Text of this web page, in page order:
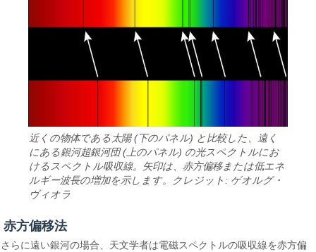
近くの物体である太陽 (下のパネル) と比較した、遠く
にある銀河超銀河団 (上のパネル) の光スペクトルにお
けるスペクトル吸収線。矢印は、赤方偏移または低エネ
ルギー波長の増加を示します。クレジット: ゲオルグ・
ヴィオラ
赤方偏移法
さらに遠い銀河の場合、天文学者は電磁スペクトルの吸収線を赤方偏